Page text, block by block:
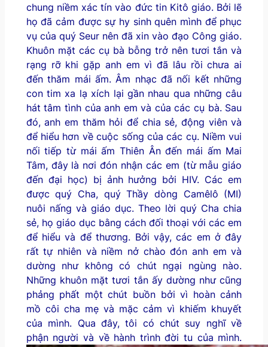
chung niềm xác tín vào đức tin Kitô giáo. Bởi lẽ
họ đã cảm được sự hy sinh quên mình để phục
vụ của quý Seur nên đã xin vào đạo Công giáo.
Khuôn mặt các cụ bà bỗng trở nên tươi tắn và
rạng rỡ khi gặp anh em vì đã lâu rồi chưa ai
đến thăm mái ấm. Âm nhạc đã nối kết những
con tim xa lạ xích lại gần nhau qua những câu
hát tâm tình của anh em và của các cụ bà. Sau
đó, anh em thăm hỏi để chia sẻ, động viên và
để hiểu hơn về cuộc sống của các cụ. Niềm vui
nối tiếp từ mái ấm Thiên Ân đến mái ấm Mai
Tâm, đây là nơi đón nhận các em (từ mẫu giáo
đến đại học) bị ảnh hưởng bởi HIV. Các em
được quý Cha, quý Thầy dòng Camêlô (MI)
nuôi nấng và giáo dục. Theo lời quý Cha chia
sẻ, họ giáo dục bằng cách đối thoại với các em
để hiểu và để thương. Bởi vậy, các em ở đây
rất tự nhiên và niềm nở chào đón anh em và
dường như không có chút ngại ngùng nào.
Những khuôn mặt tươi tắn ấy dường như cũng
phảng phất một chút buồn bởi vì hoàn cảnh
mồ côi cha mẹ và mặc cảm vì khiếm khuyết
của mình. Qua đây, tôi có chút suy nghĩ về
phận người và về hành trình đời tu của mình.